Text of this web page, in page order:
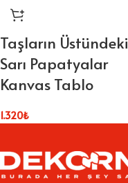
Taşların Üstündeki
Sarı Papatyalar
Kanvas Tablo
1.320₺